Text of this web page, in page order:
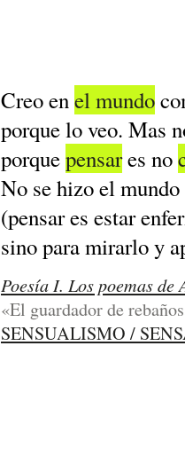
Creo enel mundo
porque lo veo. Mas
porquepensares no
No se hizo el mundo
(pensar es estar
sino para mirarlo y
Poesía I. Los poemas
«El guardador de
SENSUALISMO /